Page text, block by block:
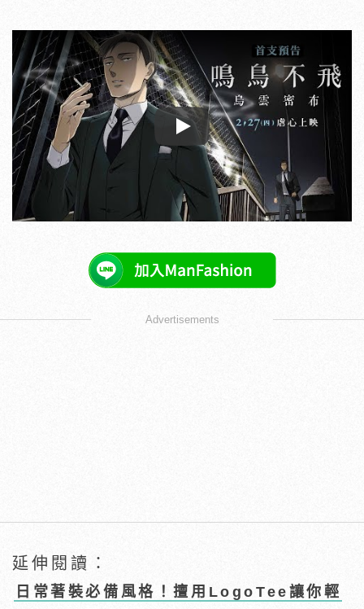
Play
Advertisements
延伸閱讀：
日常著裝必備風格！擅用LogoTee讓你輕